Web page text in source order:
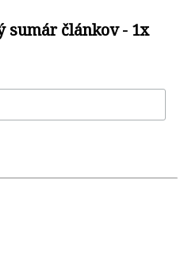
sumár článkov - 1x